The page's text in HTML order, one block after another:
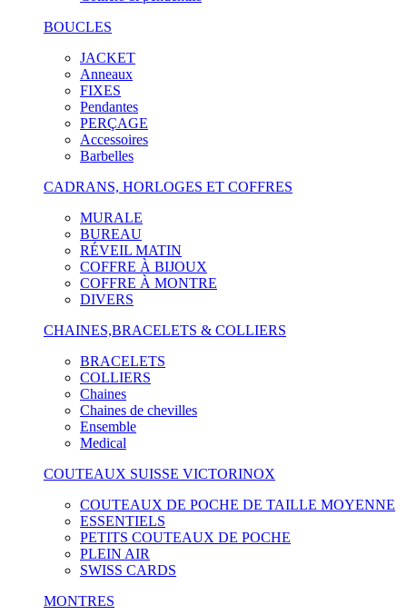
BOUCLES
JACKET
Anneaux
FIXES
Pendantes
PERÇAGE
Accessoires
Barbelles
CADRANS, HORLOGES ET COFFRES
MURALE
BUREAU
RÉVEIL MATIN
COFFRE À BIJOUX
COFFRE À MONTRE
DIVERS
CHAINES,BRACELETS & COLLIERS
BRACELETS
COLLIERS
Chaines
Chaines de chevilles
Ensemble
Medical
COUTEAUX SUISSE VICTORINOX
COUTEAUX DE POCHE DE TAILLE MOYENNE
ESSENTIELS
PETITS COUTEAUX DE POCHE
PLEIN AIR
SWISS CARDS
MONTRES